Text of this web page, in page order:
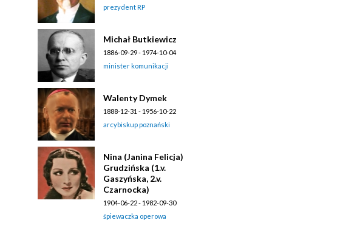
prezydent RP
Michał Butkiewicz
1886-09-29 - 1974-10-04
minister komunikacji
Walenty Dymek
1888-12-31 - 1956-10-22
arcybiskup poznański
Nina (Janina Felicja)
Grudzińska (1.v.
Gaszyńska, 2.v.
Czarnocka)
1904-06-22 - 1982-09-30
śpiewaczka operowa